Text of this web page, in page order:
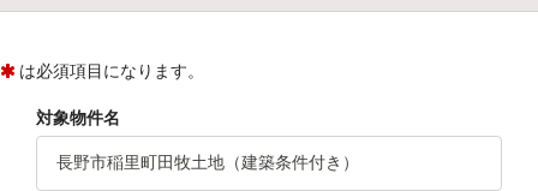
は必須項目になります。
対象物件名